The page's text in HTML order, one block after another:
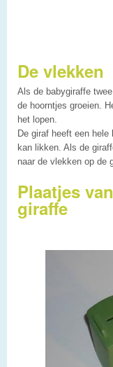
De vlekken
Als de babygiraffe
de hoorntjes groeien.
het lopen.
De giraf heeft een
kan likken. Als de
naar de vlekken op de
Plaatjes
giraffe